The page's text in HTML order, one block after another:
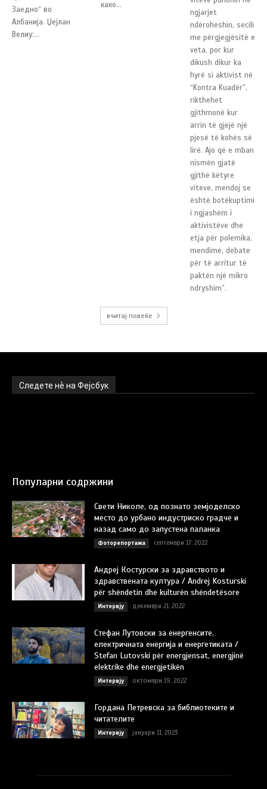
Заедно“ во
Албанија. Џејлан
Велиу:...
како...
ngjarjet
ndëroheshin, secili
me përgjegjësitë e
veta, por kur
dikush dikur ka
hyrë si aktivist në
“Kontra Kuadër”,
rikthehet
gjithmonë kur
arrin të gjejë një
pjesë të kohës së
lirë. Ajo që e mban
nismën gjatë
gjithë këtyre
viteve, mendoj se
është botëkuptimi
i ngjashëm i
aktivistëve dhe
etja për polemika,
mendime, debate
për të arritur të
paktën një mikro
ndryshim”.
вчитај повеќе
Следете нѐ на Фејсбук
Популарни содржини
Свети Николе, од познато земјоделско
место до урбано индустриско градче и
назад само до запустена паланка
Фоторепортажа септември 17, 2022
Андреј Костурски за здравството и
здравствената култура / Andrej Kosturski
për shëndetin dhe kulturën shëndetësore
Интервју декември 21, 2022
Стефан Лутовски за енергенсите,
електричната енергија и енергетиката /
Stefan Lutovski për energjensat, energjinë
elektrike dhe energjetikën
Интервју октомври 19, 2022
Гордана Петревска за библиотеките и
читателите
Интервју јануари 11, 2023